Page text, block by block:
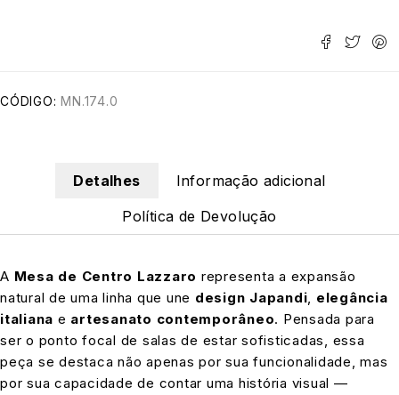
CÓDIGO: MN.174.0
Detalhes
Informação adicional
Política de Devolução
A Mesa de Centro Lazzaro representa a expansão
natural de uma linha que une design Japandi, elegância
italiana e artesanato contemporâneo. Pensada para
ser o ponto focal de salas de estar sofisticadas, essa
peça se destaca não apenas por sua funcionalidade, mas
por sua capacidade de contar uma história visual —